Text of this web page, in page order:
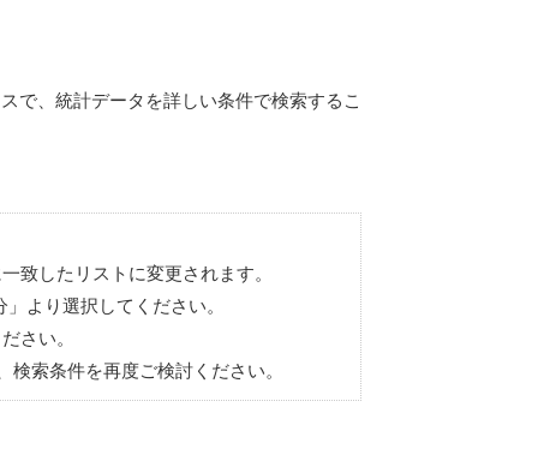
で、統計データを詳しい条件で検索するこ
致したリストに変更されます。
より選択してください。
さい。
索条件を再度ご検討ください。